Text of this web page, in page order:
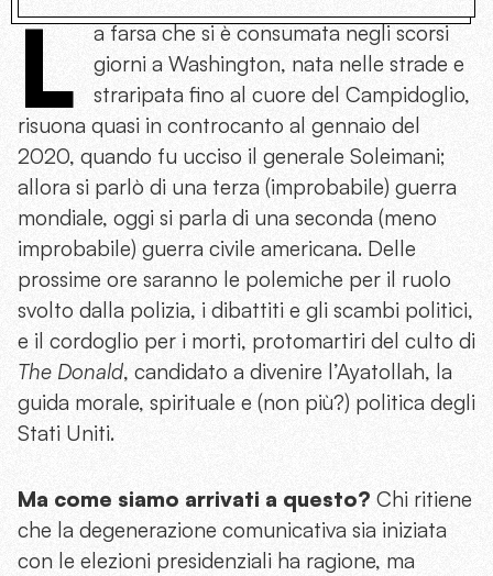
L
a farsa che si è consumata negli scorsi
giorni a Washington, nata nelle strade e
straripata fino al cuore del Campidoglio,
risuona quasi in controcanto al gennaio del
2020, quando fu ucciso il generale Soleimani;
allora si parlò di una terza (improbabile) guerra
mondiale, oggi si parla di una seconda (meno
improbabile) guerra civile americana. Delle
prossime ore saranno le polemiche per il ruolo
svolto dalla polizia, i dibattiti e gli scambi politici,
e il cordoglio per i morti, protomartiri del culto di
The Donald, candidato a divenire l’Ayatollah, la
guida morale, spirituale e (non più?) politica degli
Stati Uniti.
Ma come siamo arrivati a questo? Chi ritiene
che la degenerazione comunicativa sia iniziata
con le elezioni presidenziali ha ragione, ma